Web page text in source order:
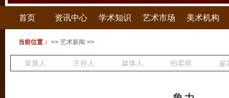
首页 资讯中心 学术知识 艺术市场 美术机构
当前位置： >> 艺术新闻 >>
策展人 主持人 媒体人 拍卖师 鉴